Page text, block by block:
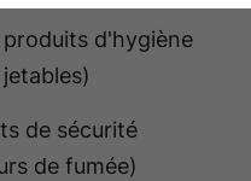
d'hygiène
de sécurité
de fumée)